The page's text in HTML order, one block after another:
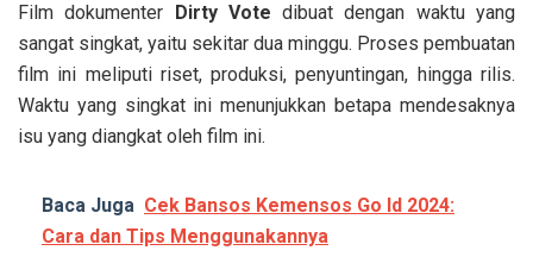
Film dokumenter Dirty Vote dibuat dengan waktu yang
sangat singkat, yaitu sekitar dua minggu. Proses pembuatan
film ini meliputi riset, produksi, penyuntingan, hingga rilis.
Waktu yang singkat ini menunjukkan betapa mendesaknya
isu yang diangkat oleh film ini.
Baca Juga Cek Bansos Kemensos Go Id 2024:
Cara dan Tips Menggunakannya